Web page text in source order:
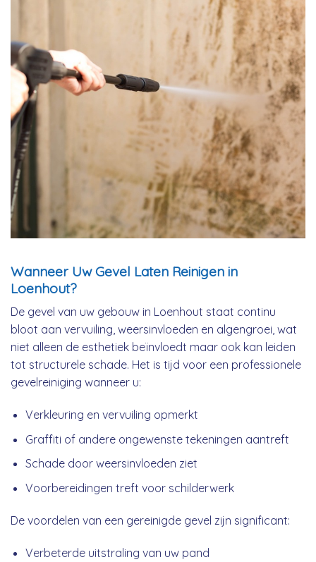
Wanneer Uw Gevel Laten Reinigen in
Loenhout?
De gevel van uw gebouw in Loenhout staat continu
bloot aan vervuiling, weersinvloeden en algengroei, wat
niet alleen de esthetiek beïnvloedt maar ook kan leiden
tot structurele schade. Het is tijd voor een professionele
gevelreiniging wanneer u:
Verkleuring en vervuiling opmerkt
Graffiti of andere ongewenste tekeningen aantreft
Schade door weersinvloeden ziet
Voorbereidingen treft voor schilderwerk
De voordelen van een gereinigde gevel zijn significant:
Verbeterde uitstraling van uw pand